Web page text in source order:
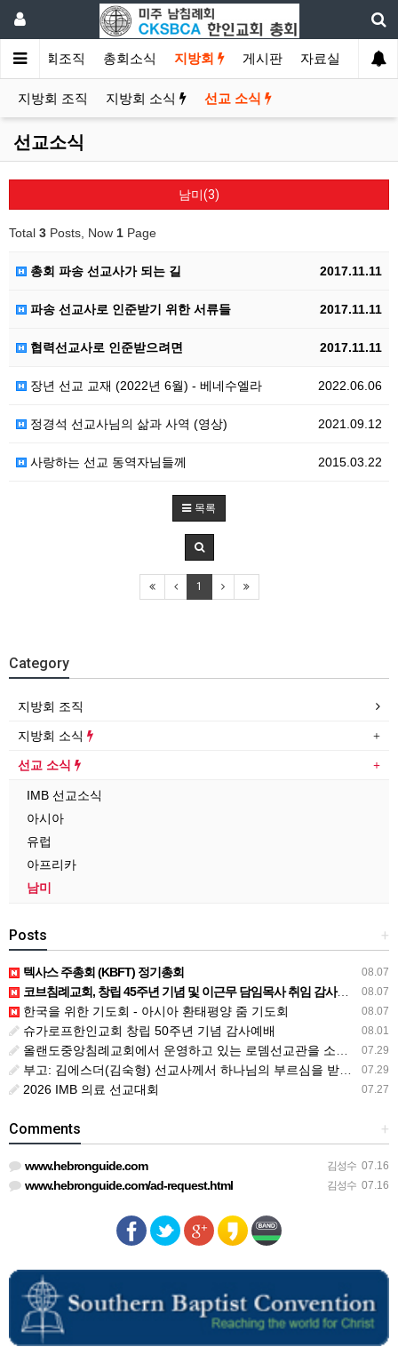
총회조직 총회소식 지방회 게시판 자료실
지방회 조직 지방회 소식 선교 소식
선교소식
남미(3)
Total 3 Posts, Now 1 Page
2017.11.11
총회 파송 선교사가 되는 길
2017.11.11
파송 선교사로 인준받기 위한 서류들
2017.11.11
협력선교사로 인준받으려면
2022.06.06
장년 선교 교재 (2022년 6월) - 베네수엘라
2021.09.12
정경석 선교사님의 삶과 사역 (영상)
2015.03.22
사랑하는 선교 동역자님들께
목록
1
Category
지방회 조직
지방회 소식
선교 소식
IMB 선교소식
아시아
유럽
아프리카
남미
+
Posts
08.07
텍사스 주총회 (KBFT) 정기총회
08.07
코브침례교회, 창립 45주년 기념 및 이근무 담임목사 취임 감사예배 드려
08.07
한국을 위한 기도회 - 아시아 환태평양 줌 기도회
08.01
슈가로프한인교회 창립 50주년 기념 감사예배
07.29
올랜도중앙침례교회에서 운영하고 있는 로뎀선교관을 소개해 드립니다
07.29
부고: 김에스더(김숙형) 선교사께서 하나님의 부르심을 받았습니다.
07.27
2026 IMB 의료 선교대회
+
Comments
김성수 07.16
www.hebronguide.com
김성수 07.16
www.hebronguide.com/ad-request.html